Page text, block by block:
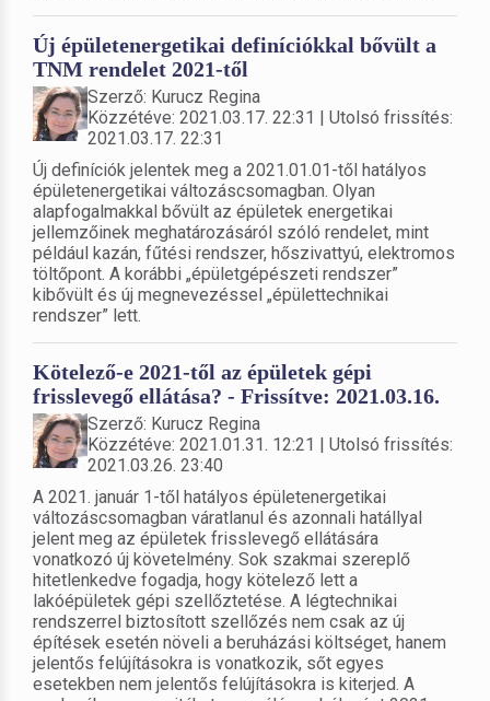
Új épületenergetikai definíciókkal bővült a
TNM rendelet 2021-től
Szerző: Kurucz Regina
Közzétéve: 2021.03.17. 22:31 | Utolsó frissítés:
2021.03.17. 22:31
Új definíciók jelentek meg a 2021.01.01-től hatályos
épületenergetikai változáscsomagban. Olyan
alapfogalmakkal bővült az épületek energetikai
jellemzőinek meghatározásáról szóló rendelet, mint
például kazán, fűtési rendszer, hőszivattyú, elektromos
töltőpont. A korábbi „épületgépészeti rendszer”
kibővült és új megnevezéssel „épülettechnikai
rendszer” lett.
Kötelező-e 2021-től az épületek gépi
frisslevegő ellátása? - Frissítve: 2021.03.16.
Szerző: Kurucz Regina
Közzétéve: 2021.01.31. 12:21 | Utolsó frissítés:
2021.03.26. 23:40
A 2021. január 1-től hatályos épületenergetikai
változáscsomagban váratlanul és azonnali hatállyal
jelent meg az épületek frisslevegő ellátására
vonatkozó új követelmény. Sok szakmai szereplő
hitetlenkedve fogadja, hogy kötelező lett a
lakóépületek gépi szellőztetése. A légtechnikai
rendszerrel biztosított szellőzés nem csak az új
építések esetén növeli a beruházási költséget, hanem
jelentős felújításokra is vonatkozik, sőt egyes
esetekben nem jelentős felújításokra is kiterjed. A